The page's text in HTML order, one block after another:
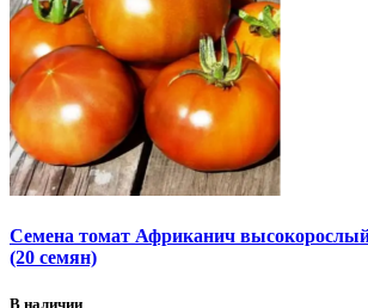
Семена томат Африканич
(20 семян)
В наличии